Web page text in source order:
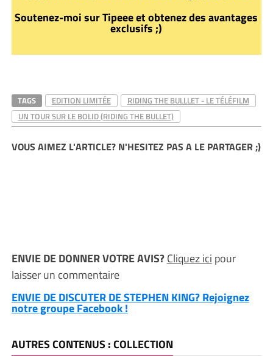
Soutenez-moi sur Tipeee et obtenez des avantages
exclusifs ;)
TAGS EDITION LIMITÉE
RIDING THE BULLLET - LE TÉLÉFILM
UN TOUR SUR LE BOLID (RIDING THE BULLET)
VOUS AIMEZ L'ARTICLE? N'HESITEZ PAS A LE PARTAGER ;)
ENVIE DE DONNER VOTRE AVIS?Cliquez ici pour
laisser un commentaire
ENVIE DE DISCUTER DE STEPHEN KING? Rejoignez
notre groupe Facebook !
AUTRES CONTENUS : COLLECTION